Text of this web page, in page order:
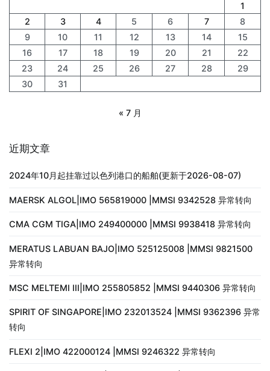
1
2
3 4 5 6 7
8
9
10 11 12 13 14
15
16
17 18 19 20 21
22
23
24 25 26 27 28
29
30
31
« 7 月
近期文章
2024年10月起挂靠过以色列港口的船舶(更新于2026-08-07)
MAERSK ALGOL|IMO 565819000 |MMSI 9342528 异常转向
CMA CGM TIGA|IMO 249400000 |MMSI 9938418 异常转向
MERATUS LABUAN BAJO|IMO 525125008 |MMSI 9821500
异常转向
MSC MELTEMI III|IMO 255805852 |MMSI 9440306 异常转向
SPIRIT OF SINGAPORE|IMO 232013524 |MMSI 9362396 异常
转向
FLEXI 2|IMO 422000124 |MMSI 9246322 异常转向